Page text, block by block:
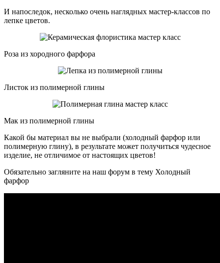
И напоследок, несколько очень наглядных мастер-классов по
лепке цветов.
Роза из хородного фарфора
Листок из полимерной глины
Мак из полимерной глины
Какой бы материал вы не выбрали (холодный фарфор или
полимерную глину), в результате может получиться чудесное
изделие, не отличимое от настоящих цветов!
Обязательно загляните на наш форум в тему Холодный
фарфор